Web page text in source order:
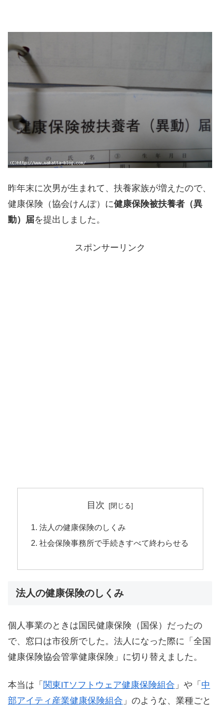
昨年末に次男が生まれて、扶養家族が増えたので、
健康保険（協会けんぽ）に健康保険被扶養者（異
動）届を提出しました。
スポンサーリンク
目次
法人の健康保険のしくみ
社会保険事務所で手続きすべて終わらせる
法人の健康保険のしくみ
個人事業のときは国民健康保険（国保）だったの
で、窓口は市役所でした。法人になった際に「全国
健康保険協会管掌健康保険」に切り替えました。
本当は「 関東ITソフトウェア健康保険組合 」や「 中
部アイティ産業健康保険組合 」のような、業種ごと